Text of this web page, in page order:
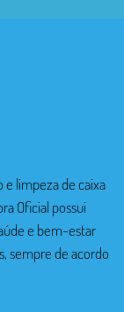
limpeza de caixa
Oficial possui
e bem-estar
sempre de acordo